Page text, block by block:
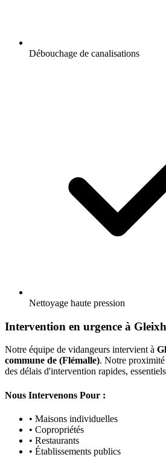
Débouchage de canalisations
Nettoyage haute pression
Intervention en urgence à
Notre équipe de vidangeurs intervient à
commune de (Flémalle). Notre
des délais d'intervention rapides,
Nous Intervenons Pour :
• Maisons individuelles
• Copropriétés
• Restaurants
• Établissements publics